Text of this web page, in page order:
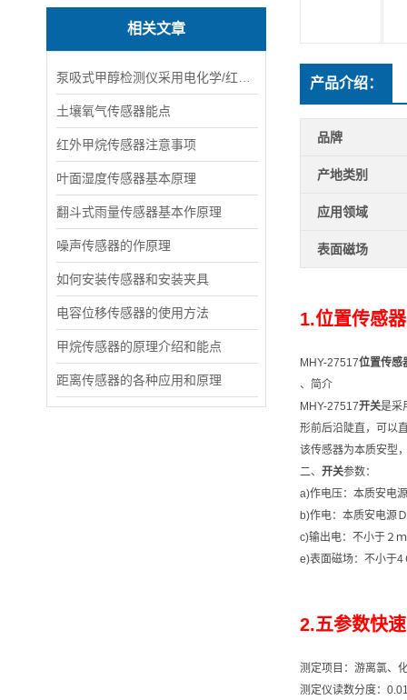
相关文章
土壤氧气传感器能点
红外甲烷传感器注意事项
叶面湿度传感器基本原理
翻斗式雨量传感器基本作原理
噪声传感器的作原理
如何安装传感器和安装夹具
电容位移传感器的使用方法
甲烷传感器的原理介绍和能点
距离传感器的各种应用和原理
产品介绍：
品牌
产地类别
应用领域
表面磁场
1.位置传感器
MHY-27517位置传感
、简介
MHY-27517开关是采
形前后沿陡直，可以
该传感器为本质安型
二、 开关参数：
a)作电压：本质安电
b)作电：本质安电源
c)输出电：不小于２
e)表面磁场：不小于4
2.五参数快
测定项目：游离氯、
测定仪读数分度：